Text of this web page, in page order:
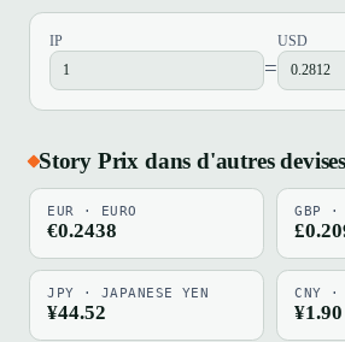
IP
=
USD
Story Prix dans d'autres devises
EUR · EURO
€0.2438
GBP ·
JPY · JAPANESE YEN
¥44.52
CNY ·
¥1.90